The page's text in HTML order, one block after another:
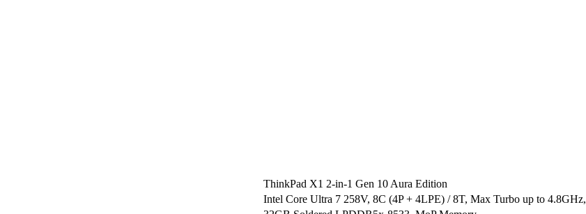
ThinkPad X1 2-in-1 Gen 10 Aura Edition
Intel Core Ultra 7 258V, 8C (4P + 4LPE) / 8T, Max Turbo up to